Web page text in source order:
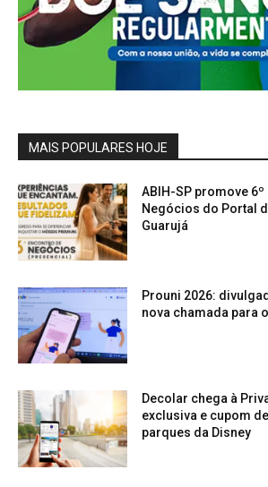
MAIS POPULARES HOJE
ABIH-SP promove
Negócios do Portal
Guarujá
Prouni 2026:
nova chamada para
Decolar chega à
exclusiva e cupom
parques da Disney